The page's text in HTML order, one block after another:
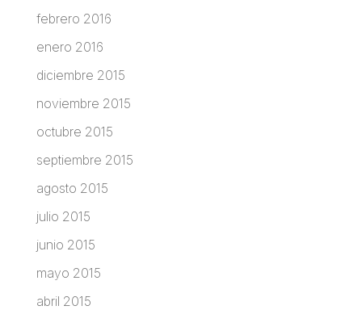
febrero 2016
enero 2016
diciembre 2015
noviembre 2015
octubre 2015
septiembre 2015
agosto 2015
julio 2015
junio 2015
mayo 2015
abril 2015